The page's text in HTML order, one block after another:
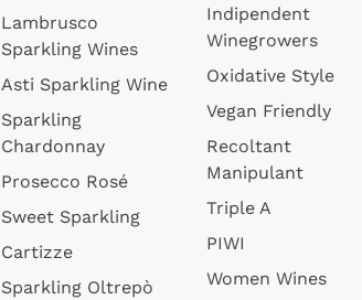
Lambrusco
Sparkling Wines
Asti Sparkling Wine
Sparkling
Chardonnay
Prosecco Rosé
Sweet Sparkling
Cartizze
Sparkling Oltrepò
Indipendent
Winegrowers
Oxidative Style
Vegan Friendly
Recoltant
Manipulant
Triple A
PIWI
Women Wines